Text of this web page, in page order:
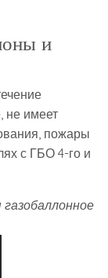
и
не имеет
пожары
с ГБО 4-го и